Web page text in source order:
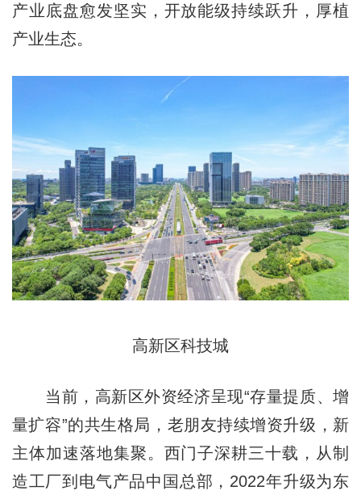
产业底盘愈发坚实，开放能级持续跃升，厚植
产业生态。
高新区科技城
当前，高新区外资经济呈现“存量提质、增
量扩容”的共生格局，老朋友持续增资升级，新
主体加速落地集聚。西门子深耕三十载，从制
造工厂到电气产品中国总部，2022年升级为东